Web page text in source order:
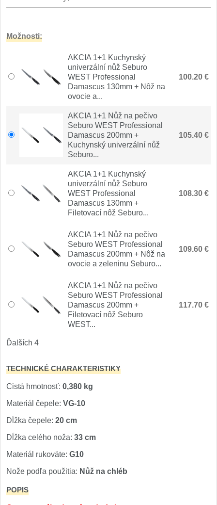
Nože Seburo SUBAJA
Nože Seburo HOKORI
Nože Seburo HOGANI 20
Nože Seburo WEST 21
Nože Tojiro Shippu 2
Nože Tojiro Zen 1
Nože Samura
Nože Samura MO-V
Nože Samura Bamboo 1
Ostřiče nožů V-Sharp
Doplnky a diely 3
Dopredaj
Možnosti:
AKCIA 1+1 Kuchynský
univerzální nůž Seburo
WEST Professional
Damascus 130mm + Nôž na
ovocie a...
100.20 €
AKCIA 1+1 Nůž na pečivo
Seburo WEST Professional
Damascus 200mm +
Kuchynský univerzální nůž
Seburo...
105.40 €
AKCIA 1+1 Kuchynský
univerzální nůž Seburo
WEST Professional
Damascus 130mm +
Filetovací nôž Seburo...
108.30 €
AKCIA 1+1 Nůž na pečivo
Seburo WEST Professional
Damascus 200mm + Nôž na
ovocie a zeleninu Seburo...
109.60 €
AKCIA 1+1 Nůž na pečivo
Seburo WEST Professional
Damascus 200mm +
Filetovací nôž Seburo
WEST...
117.70 €
Ďalších 4
TECHNICKÉ CHARAKTERISTIKY
Cistá hmotnosť: 0,380 kg
Materiál čepele: VG-10
Dĺžka čepele: 20 cm
Dĺžka celého noža: 33 cm
Materiál rukoväte: G10
Nože podľa použitia: Nůž na chléb
POPIS